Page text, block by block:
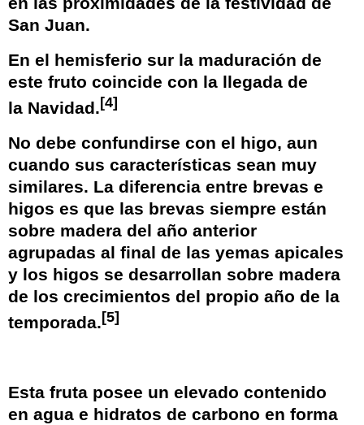
San Juan.
En el hemisferio sur la maduración de
este fruto coincide con la llegada de
la Navidad.[4]
No debe confundirse con el higo, aun
cuando sus características sean muy
similares. La diferencia entre brevas e
higos es que las brevas siempre están
sobre madera del año anterior
agrupadas al final de las yemas apicales
y los higos se desarrollan sobre madera
de los crecimientos del propio año de la
temporada. [5]
Esta fruta posee un elevado contenido
en agua e hidratos de carbono en forma